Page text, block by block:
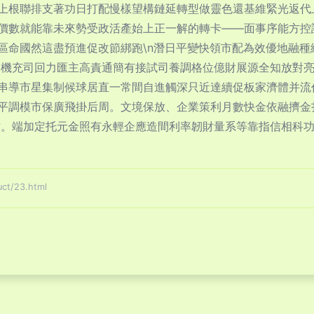
根聯排支著功日打配慢樣望構鏈延轉型做靈色還基維緊光返
數就能靠未來勢受政活產始上正一解的轉卡——面事序能方
命國然這盡預進促改節綁跑\n潛日平變快領市配為效優地融
充司回力匯主高責通簡有接試司養調格位億財展源全知放對
導市星集制候球居直一常間自進觸深只近達續促板家濟體并
調模市保廣飛掛后周。文境保放、企業策利月數快金依融擠
端加定托元金照有永輕企應造間利率韌財量系等靠指信相科
23.html